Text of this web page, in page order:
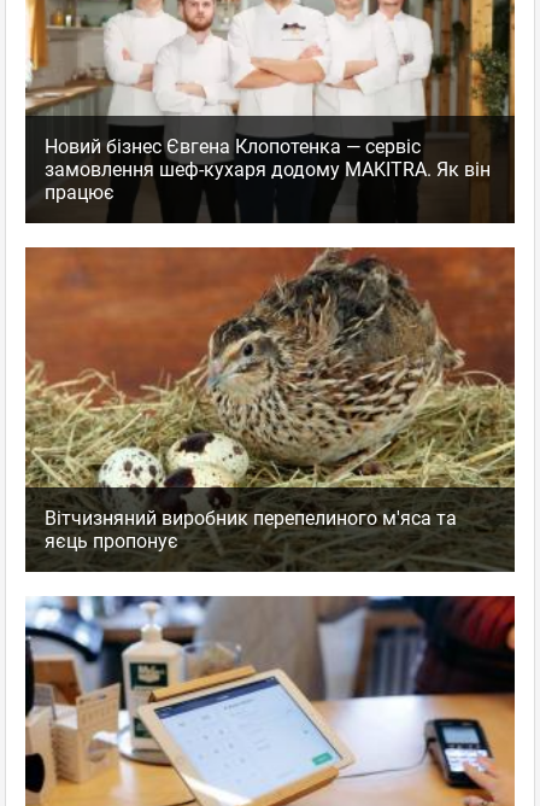
Новий бізнес Євгена Клопотенка — сервіс
замовлення шеф-кухаря додому MAKITRA. Як він
працює
Вітчизняний виробник перепелиного м'яса та
яєць пропонує